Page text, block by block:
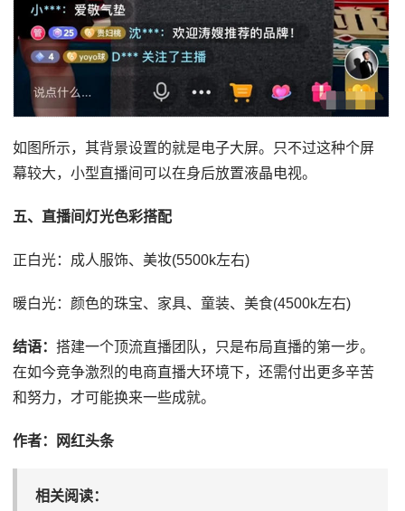
如图所示，其背景设置的就是电子大屏。只不过这种个屏
幕较大，小型直播间可以在身后放置液晶电视。
五、直播间灯光色彩搭配
正白光：成人服饰、美妆(5500k左右)
暖白光：颜色的珠宝、家具、童装、美食(4500k左右)
结语：搭建一个顶流直播团队，只是布局直播的第一步。
在如今竞争激烈的电商直播大环境下，还需付出更多辛苦
和努力，才可能换来一些成就。
作者：网红头条
相关阅读：